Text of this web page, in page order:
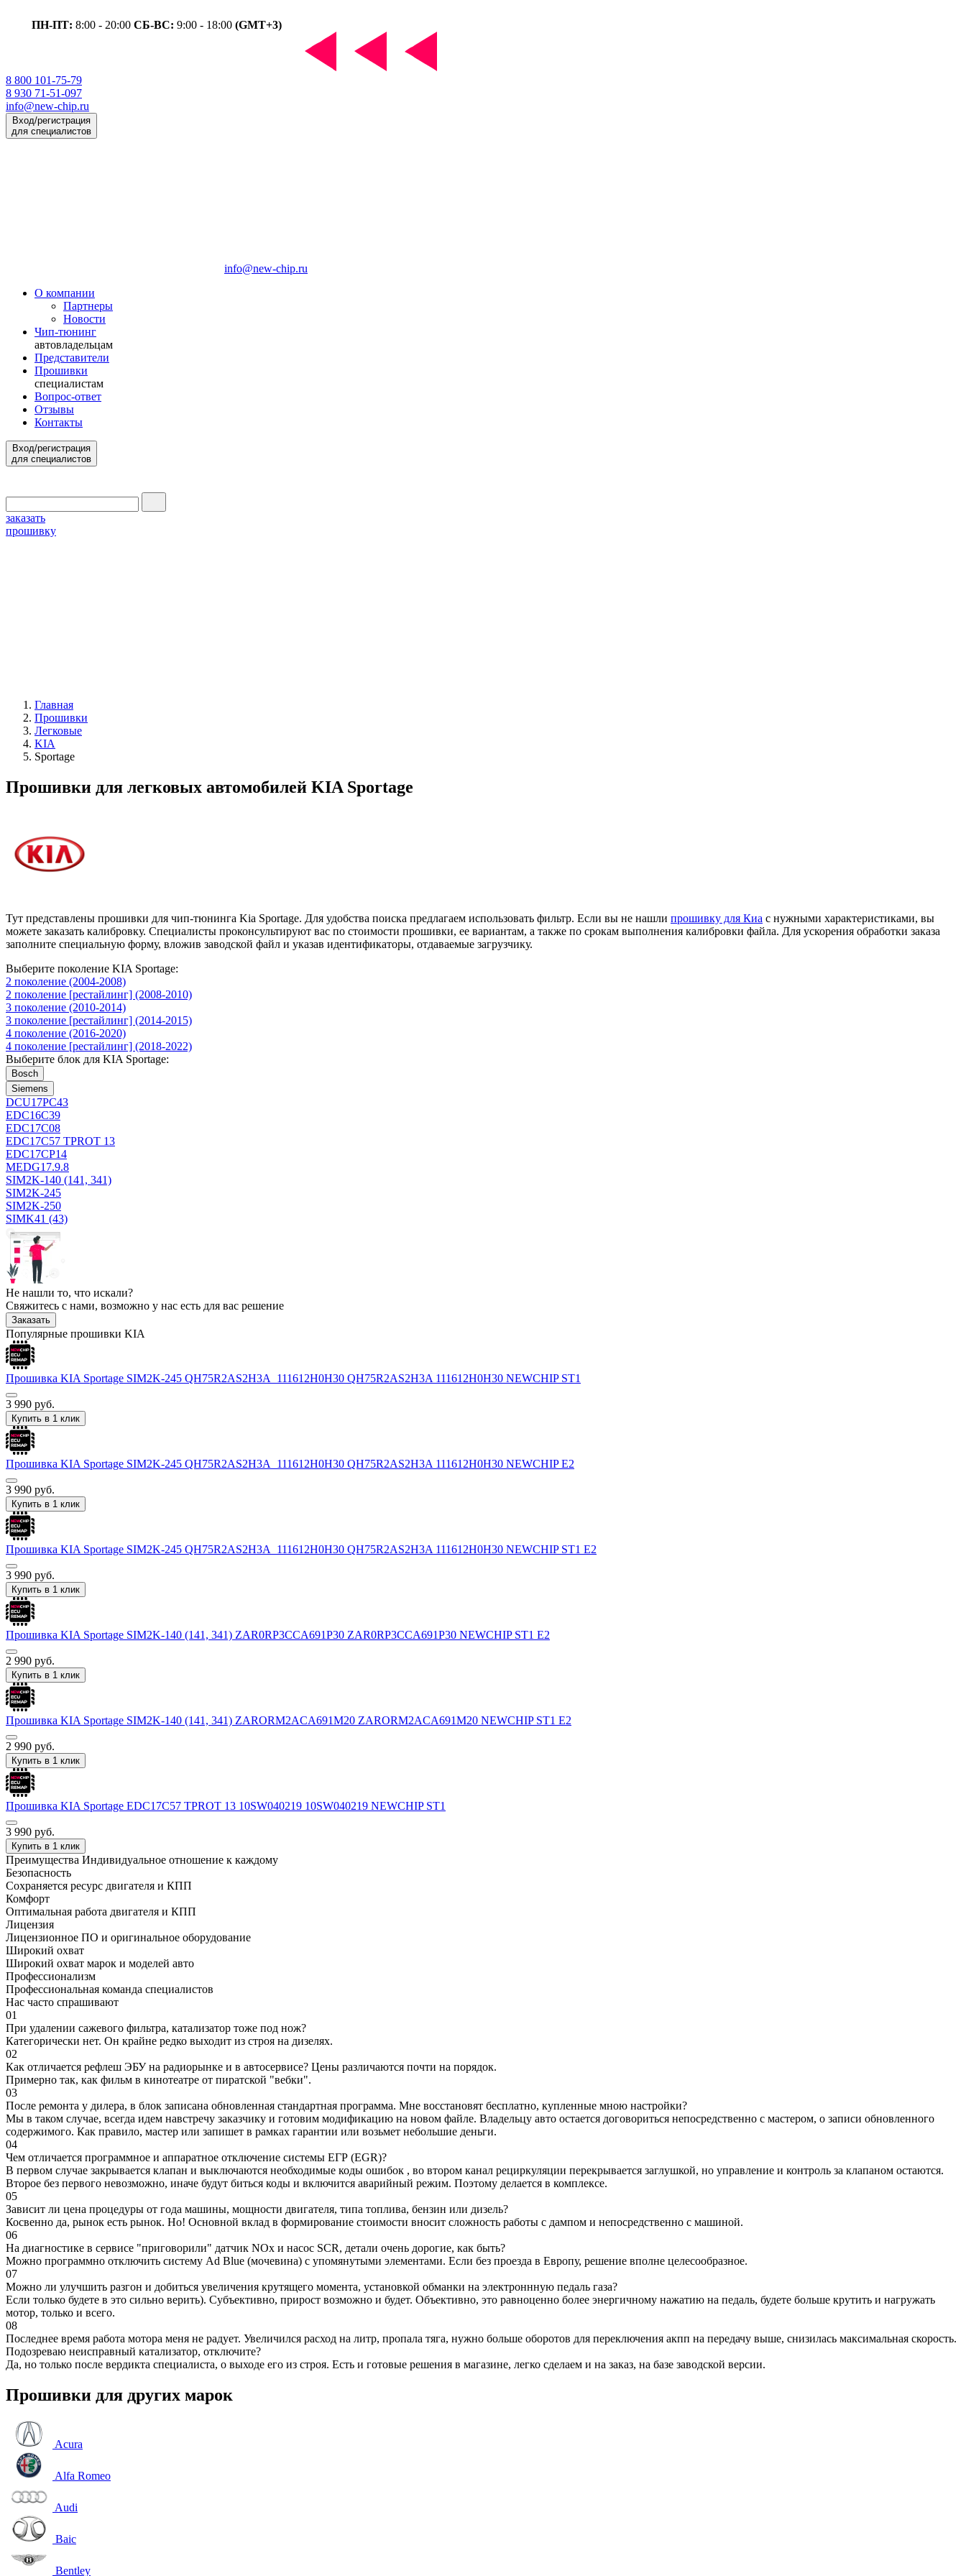
ПН-ПТ: 8:00 - 20:00 СБ-ВС: 9:00 - 18:00 (GMT+3)
8 800 101-75-79
8 930 71-51-097
info@new-chip.ru
Вход/регистрация
для специалистов
info@new-chip.ru
О компании
Партнеры
Новости
Чип-тюнинг
автовладельцам
Представители
Прошивки
специалистам
Вопрос-ответ
Отзывы
Контакты
Вход/регистрация
для специалистов
заказать
прошивку
Главная
Прошивки
Легковые
KIA
Sportage
Прошивки для легковых автомобилей KIA Sportage
Тут представлены прошивки для чип-тюнинга Kia Sportage. Для удобства поиска предлагаем использовать фильтр. Если вы не нашли прошивку для Киа с нужными характеристиками, вы
можете заказать калибровку. Специалисты проконсультируют вас по стоимости прошивки, ее вариантам, а также по срокам выполнения калибровки файла. Для ускорения обработки заказа
заполните специальную форму, вложив заводской файл и указав идентификаторы, отдаваемые загрузчику.
Выберите поколение KIA Sportage:
2 поколение (2004-2008)
2 поколение [рестайлинг] (2008-2010)
3 поколение (2010-2014)
3 поколение [рестайлинг] (2014-2015)
4 поколение (2016-2020)
4 поколение [рестайлинг] (2018-2022)
Выберите блок для KIA Sportage:
Bosch
Siemens
DCU17PC43
EDC16C39
EDC17C08
EDC17C57 TPROT 13
EDC17CP14
MEDG17.9.8
SIM2K-140 (141, 341)
SIM2K-245
SIM2K-250
SIMK41 (43)
Не нашли то, что искали?
Свяжитесь с нами, возможно у нас есть для вас решение
Заказать
Популярные прошивки KIA
Прошивка KIA Sportage SIM2K-245 QH75R2AS2H3A_111612H0H30 QH75R2AS2H3A 111612H0H30 NEWCHIP ST1
3 990 руб.
Купить в 1 клик
Прошивка KIA Sportage SIM2K-245 QH75R2AS2H3A_111612H0H30 QH75R2AS2H3A 111612H0H30 NEWCHIP E2
3 990 руб.
Купить в 1 клик
Прошивка KIA Sportage SIM2K-245 QH75R2AS2H3A_111612H0H30 QH75R2AS2H3A 111612H0H30 NEWCHIP ST1 E2
3 990 руб.
Купить в 1 клик
Прошивка KIA Sportage SIM2K-140 (141, 341) ZAR0RP3CCA691P30 ZAR0RP3CCA691P30 NEWCHIP ST1 E2
2 990 руб.
Купить в 1 клик
Прошивка KIA Sportage SIM2K-140 (141, 341) ZARORM2ACA691M20 ZARORM2ACA691M20 NEWCHIP ST1 E2
2 990 руб.
Купить в 1 клик
Прошивка KIA Sportage EDC17C57 TPROT 13 10SW040219 10SW040219 NEWCHIP ST1
3 990 руб.
Купить в 1 клик
Преимущества Индивидуальное отношение к каждому
Безопасность
Сохраняется ресурс двигателя и КПП
Комфорт
Оптимальная работа двигателя и КПП
Лицензия
Лицензионное ПО и оригинальное оборудование
Широкий охват
Широкий охват марок и моделей авто
Профессионализм
Профессиональная команда специалистов
Нас часто спрашивают
01
При удалении сажевого фильтра, катализатор тоже под нож?
Категорически нет. Он крайне редко выходит из строя на дизелях.
02
Как отличается рефлеш ЭБУ на радиорынке и в автосервисе? Цены различаются почти на порядок.
Примерно так, как фильм в кинотеатре от пиратской "вебки".
03
После ремонта у дилера, в блок записана обновленная стандартная программа. Мне восстановят бесплатно, купленные мною настройки?
Мы в таком случае, всегда идем навстречу заказчику и готовим модификацию на новом файле. Владельцу авто остается договориться непосредственно с мастером, о записи обновленного
содержимого. Как правило, мастер или запишет в рамках гарантии или возьмет небольшие деньги.
04
Чем отличается программное и аппаратное отключение системы ЕГР (EGR)?
В первом случае закрывается клапан и выключаются необходимые коды ошибок , во втором канал рециркуляции перекрывается заглушкой, но управление и контроль за клапаном остаются.
Второе без первого невозможно, иначе будут биться коды и включится аварийный режим. Поэтому делается в комплексе.
05
Зависит ли цена процедуры от года машины, мощности двигателя, типа топлива, бензин или дизель?
Косвенно да, рынок есть рынок. Но! Основной вклад в формирование стоимости вносит сложность работы с дампом и непосредственно с машиной.
06
На диагностике в сервисе "приговорили" датчик NOx и насос SCR, детали очень дорогие, как быть?
Можно программно отключить систему Ad Blue (мочевина) с упомянутыми элементами. Если без проезда в Европу, решение вполне целесообразное.
07
Можно ли улучшить разгон и добиться увеличения крутящего момента, установкой обманки на электроннную педаль газа?
Если только будете в это сильно верить). Субъективно, прирост возможно и будет. Объективно, это равноценно более энергичному нажатию на педаль, будете больше крутить и нагружать
мотор, только и всего.
08
Последнее время работа мотора меня не радует. Увеличился расход на литр, пропала тяга, нужно больше оборотов для переключения акпп на передачу выше, снизилась максимальная скорость.
Подозреваю неисправный катализатор, отключите?
Да, но только после вердикта специалиста, о выходе его из строя. Есть и готовые решения в магазине, легко сделаем и на заказ, на базе заводской версии.
Прошивки для других марок
Acura
Alfa Romeo
Audi
Baic
Bentley